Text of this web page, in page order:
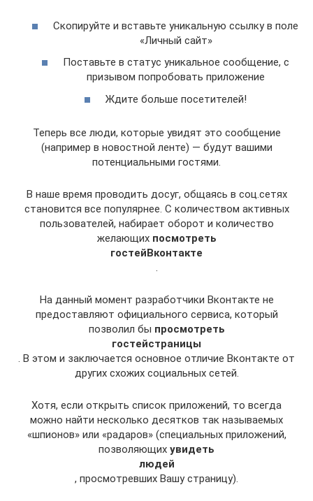
Скопируйте и вставьте уникальную ссылку в поле
«Личный сайт»
Поставьте в статус уникальное сообщение, с
призывом попробовать приложение
Ждите больше посетителей!
Теперь все люди, которые увидят это сообщение
(например в новостной ленте) — будут вашими
потенциальными гостями.
В наше время проводить досуг, общаясь в соц.сетях
становится все популярнее. С количеством активных
пользователей, набирает оборот и количество
желающих посмотреть
гостейВконтакте
На данный момент разработчики Вконтакте не
предоставляют официального сервиса, который
позволил бы просмотреть
гостейстраницы
. В этом и заключается основное отличие Вконтакте от
других схожих социальных сетей.
Хотя, если открыть список приложений, то всегда
можно найти несколько десятков так называемых
«шпионов» или «радаров» (специальных приложений,
позволяющих увидеть
людей
, просмотревших Вашу страницу).